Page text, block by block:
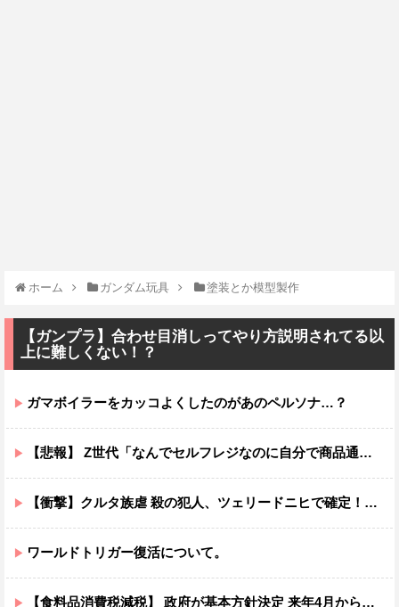
ホーム ガンダム玩具 塗装とか模型製作
【ガンプラ】合わせ目消しってやり方説明されてる以
上に難しくない！？
ガマボイラーをカッコよくしたのがあのペルソナ…？
【悲報】 Z世代「なんでセルフレジなのに自分で商品通さないといけないんだ」
【衝撃】クルタ族虐 殺の犯人、ツェリードニヒで確定！クロロの演劇のせいで2人も無駄死ににwwww
ワールドトリガー復活について。
【食料品消費税減税】 政府が基本方針決定 来年4月から2年間1％に8月5日